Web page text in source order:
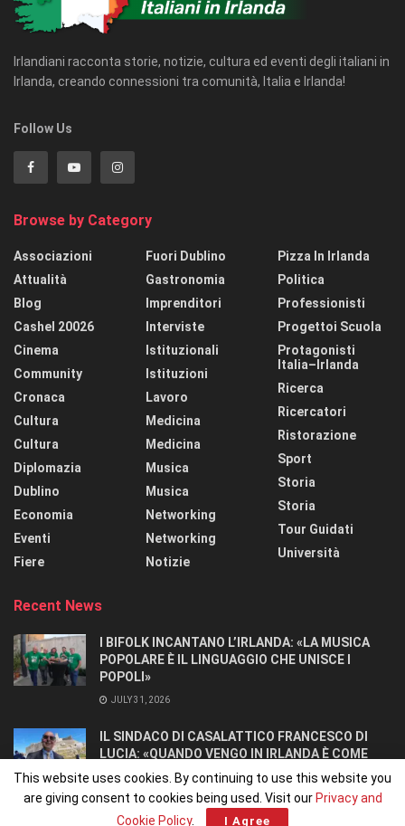
Irlandiani racconta storie, notizie, cultura ed eventi degli italiani in
Irlanda, creando connessioni tra comunità, Italia e Irlanda!
Follow Us
Browse by Category
Associazioni
Attualità
Blog
Cashel 20026
Cinema
Community
Cronaca
Cultura
Cultura
Diplomazia
Dublino
Economia
Eventi
Fiere
Fuori Dublino
Gastronomia
Imprenditori
Interviste
Istituzionali
Istituzioni
Lavoro
Medicina
Medicina
Musica
Musica
Networking
Networking
Notizie
Pizza In Irlanda
Politica
Professionisti
Progettoi Scuola
Protagonisti
Italia–Irlanda
Ricerca
Ricercatori
Ristorazione
Sport
Storia
Storia
Tour Guidati
Università
Recent News
I BIFOLK INCANTANO L’IRLANDA: «LA MUSICA
POPOLARE È IL LINGUAGGIO CHE UNISCE I
POPOLI»
JULY 31, 2026
IL SINDACO DI CASALATTICO FRANCESCO DI
LUCIA: «QUANDO VENGO IN IRLANDA È COME
TORNARE A CASA».
JULY 27, 2026
This website uses cookies. By continuing to use this website you
are giving consent to cookies being used. Visit our Privacy and
Cookie Policy. I Agree